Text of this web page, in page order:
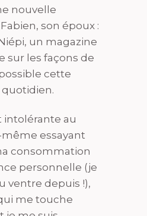
nouvelle
son époux :
un magazine
sur les façons de
cette
intolérante au
essayant
consommation
personnelle (je
ventre depuis !),
me touche